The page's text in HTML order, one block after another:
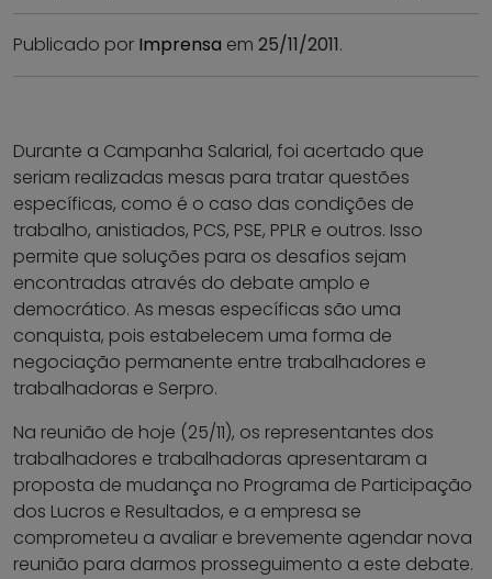
Publicado por Imprensa em 25/11/2011.
Durante a Campanha Salarial, foi acertado que
seriam realizadas mesas para tratar questões
específicas, como é o caso das condições de
trabalho, anistiados, PCS, PSE, PPLR e outros. Isso
permite que soluções para os desafios sejam
encontradas através do debate amplo e
democrático. As mesas específicas são uma
conquista, pois estabelecem uma forma de
negociação permanente entre trabalhadores e
trabalhadoras e Serpro.
Na reunião de hoje (25/11), os representantes dos
trabalhadores e trabalhadoras apresentaram a
proposta de mudança no Programa de Participação
dos Lucros e Resultados, e a empresa se
comprometeu a avaliar e brevemente agendar nova
reunião para darmos prosseguimento a este debate.